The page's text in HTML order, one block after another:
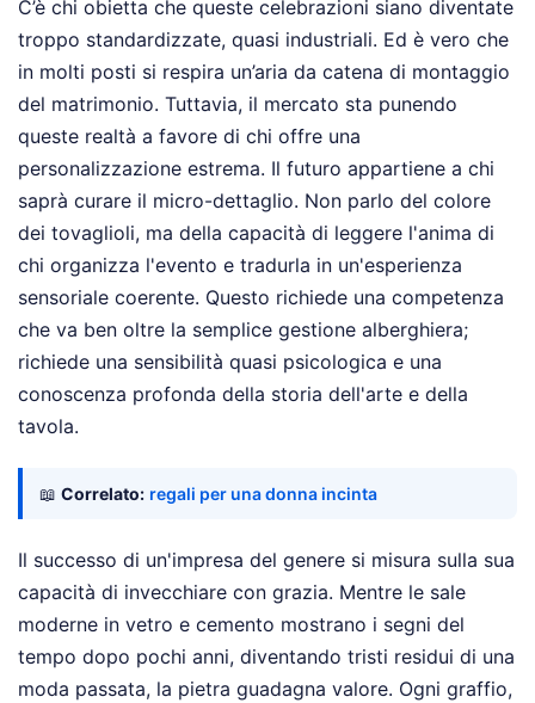
C’è chi obietta che queste celebrazioni siano diventate
troppo standardizzate, quasi industriali. Ed è vero che
in molti posti si respira un’aria da catena di montaggio
del matrimonio. Tuttavia, il mercato sta punendo
queste realtà a favore di chi offre una
personalizzazione estrema. Il futuro appartiene a chi
saprà curare il micro-dettaglio. Non parlo del colore
dei tovaglioli, ma della capacità di leggere l'anima di
chi organizza l'evento e tradurla in un'esperienza
sensoriale coerente. Questo richiede una competenza
che va ben oltre la semplice gestione alberghiera;
richiede una sensibilità quasi psicologica e una
conoscenza profonda della storia dell'arte e della
tavola.
📖 Correlato: regali per una donna incinta
Il successo di un'impresa del genere si misura sulla sua
capacità di invecchiare con grazia. Mentre le sale
moderne in vetro e cemento mostrano i segni del
tempo dopo pochi anni, diventando tristi residui di una
moda passata, la pietra guadagna valore. Ogni graffio,